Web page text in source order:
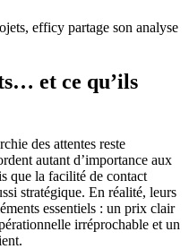
efficy partage son analyse
et ce qu’ils
des attentes reste
autant d’importance aux
que la facilité de contact
stratégique. En réalité, leurs
essentiels : un prix clair
irréprochable et un